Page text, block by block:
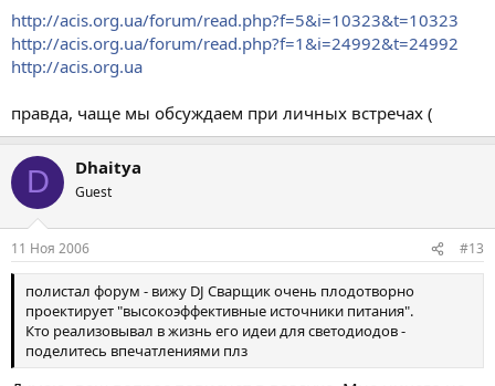
http://acis.org.ua/forum/read.php?f=5&i=10323&t=10323
http://acis.org.ua/forum/read.php?f=1&i=24992&t=24992
http://acis.org.ua
правда, чаще мы обсуждаем при личных встречах (
D Dhaitya
Guest
11 Ноя 2006 #13
полистал форум - вижу DJ Сварщик очень плодотворно
проектирует "высокоэффективные источники питания".
Кто реализовывал в жизнь его идеи для светодиодов -
поделитесь впечатлениями плз